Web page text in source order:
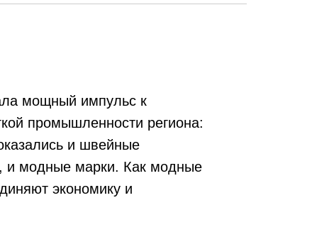
мощный импульс к
промышленности региона:
и швейные
и модные марки. Как модные
экономику и